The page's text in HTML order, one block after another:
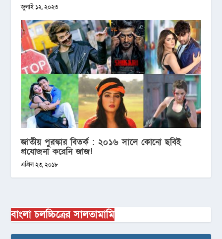
জুলাই ১২, ২০২৩
জাতীয় পুরস্কার বিতর্ক : ২০১৬ সালে কোনো ছবিই
প্রযোজনা করেনি জাজ!
এপ্রিল ২৩, ২০১৮
বাংলা চলচ্চিত্রের সালতামামি